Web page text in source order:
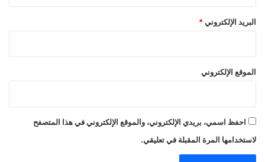
البريد الإلكتروني *
الموقع الإلكتروني
احفظ اسمي، بريدي الإلكتروني، والموقع الإلكتروني في هذا المتصفح
لاستخدامها المرة المقبلة في تعليقي.